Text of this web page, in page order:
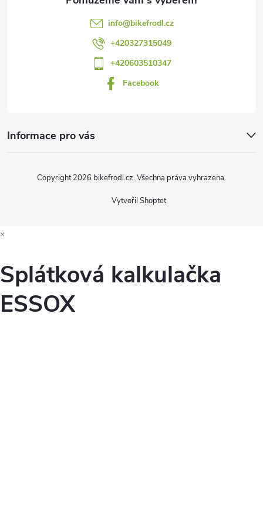
info@bikefrodl.cz
+420327315049
+420603510347
Facebook
Informace pro vás
Vytvořil Shoptet
Copyright 2026 bikefrodl.cz. Všechna práva vyhrazena.
×
Splátková kalkulačka
ESSOX